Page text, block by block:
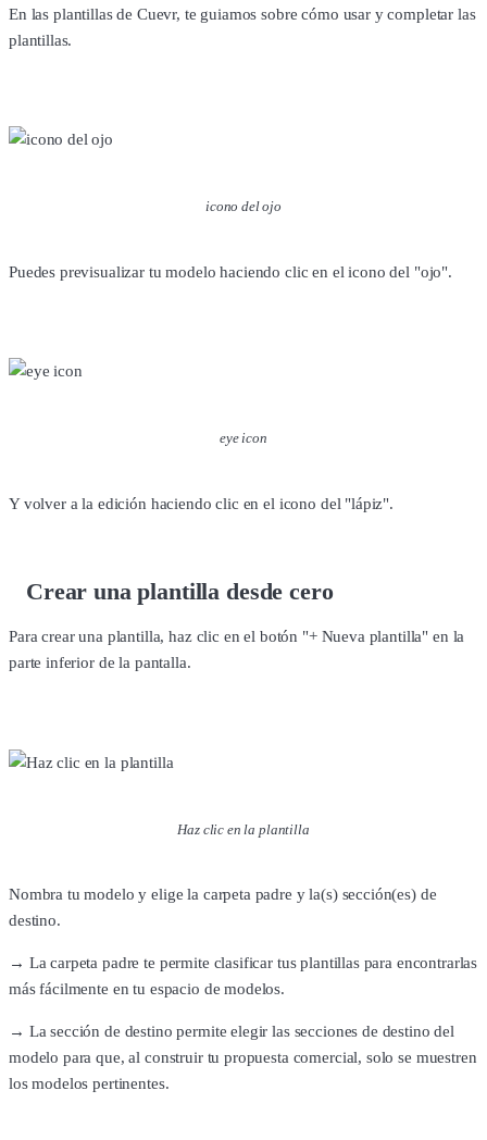
En las plantillas de Cuevr, te guiamos sobre cómo usar y completar las
plantillas.
icono del ojo
Puedes previsualizar tu modelo haciendo clic en el icono del "ojo".
eye icon
Y volver a la edición haciendo clic en el icono del "lápiz".
Crear una plantilla desde cero
Para crear una plantilla, haz clic en el botón "+ Nueva plantilla" en la
parte inferior de la pantalla.
Haz clic en la plantilla
Nombra tu modelo y elige la carpeta padre y la(s) sección(es) de
destino.
→ La carpeta padre te permite clasificar tus plantillas para encontrarlas
más fácilmente en tu espacio de modelos.
→ La sección de destino permite elegir las secciones de destino del
modelo para que, al construir tu propuesta comercial, solo se muestren
los modelos pertinentes.